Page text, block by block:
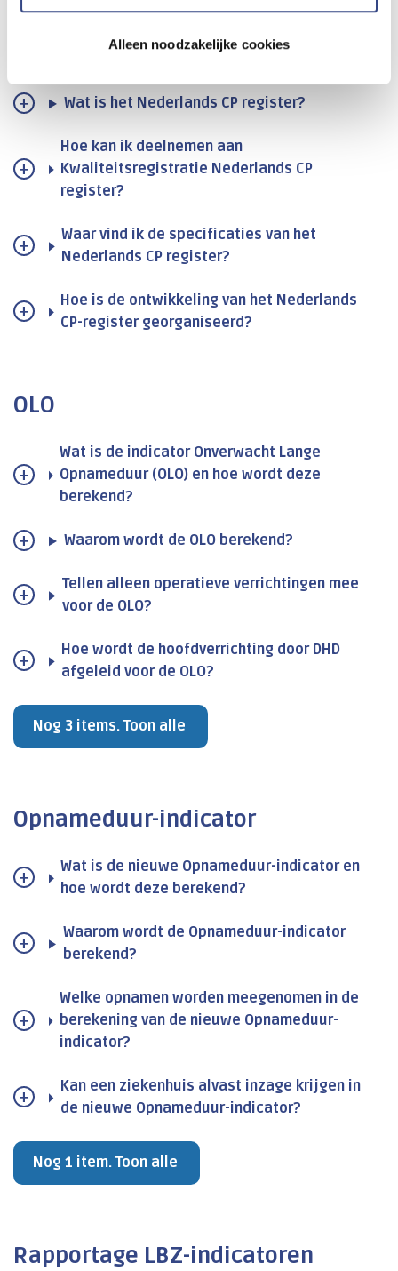
Alleen noodzakelijke cookies
Nederlands CP register
Wat is het Nederlands CP register?
Hoe kan ik deelnemen aan
Kwaliteitsregistratie Nederlands CP
register?
Waar vind ik de specificaties van het
Nederlands CP register?
Hoe is de ontwikkeling van het Nederlands
CP-register georganiseerd?
OLO
Wat is de indicator Onverwacht Lange
Opnameduur (OLO) en hoe wordt deze
berekend?
Waarom wordt de OLO berekend?
Tellen alleen operatieve verrichtingen mee
voor de OLO?
Hoe wordt de hoofdverrichting door DHD
afgeleid voor de OLO?
Nog 3 items. Toon alle
Opnameduur-indicator
Wat is de nieuwe Opnameduur-indicator en
hoe wordt deze berekend?
Waarom wordt de Opnameduur-indicator
berekend?
Welke opnamen worden meegenomen in de
berekening van de nieuwe Opnameduur-
indicator?
Kan een ziekenhuis alvast inzage krijgen in
de nieuwe Opnameduur-indicator?
Nog 1 item. Toon alle
Rapportage LBZ-indicatoren